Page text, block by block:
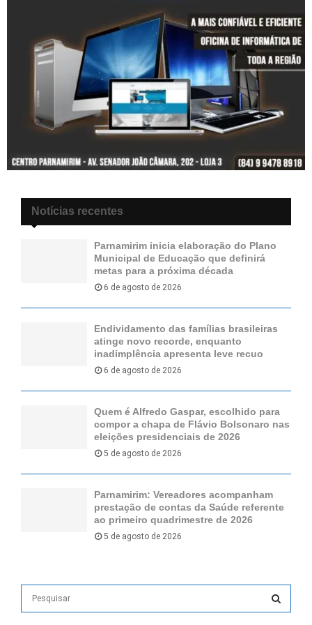
Notícias recentes
Parnamirim inicia elaboração do Plano
Municipal de Educação que definirá
metas para a próxima década
6 de agosto de 2026
Endividamento das famílias brasileiras
atinge novo recorde, enquanto
inadimplência apresenta leve recuo
6 de agosto de 2026
Quem é Alfredo Gaspar, escolhido para
compor a chapa de Flávio Bolsonaro nas
eleições presidenciais de 2026
5 de agosto de 2026
Parnamirim: Vereadores acompanham
prestação de contas da Saúde referente
ao primeiro quadrimestre de 2026
5 de agosto de 2026